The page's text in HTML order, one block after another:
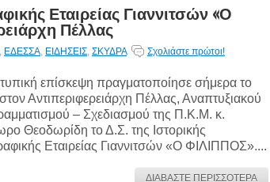
Εταιρείας Γιαννιτσών «Ο
Πέλλας
, ΕΔΕΣΣΑ, ΕΙΔΗΣΕΙΣ, ΣΚΥΔΡΑ Σχολιάστε πρώτοι!
επίσκεψη πραγματοποίησε σήμερα το
Αντιπεριφερειάρχη Πέλλας, Αναπτυξιακού
– Σχεδιασμού της Π.Κ.Μ. κ.
Θεοδωρίδη το Δ.Σ. της Ιστορικής
Εταιρείας Γιαννιτσών «Ο ΦΙΛΙΠΠΟΣ»....
ΔΙΑΒΑΣΤΕ ΠΕΡΙΣΣΟΤΕΡΑ